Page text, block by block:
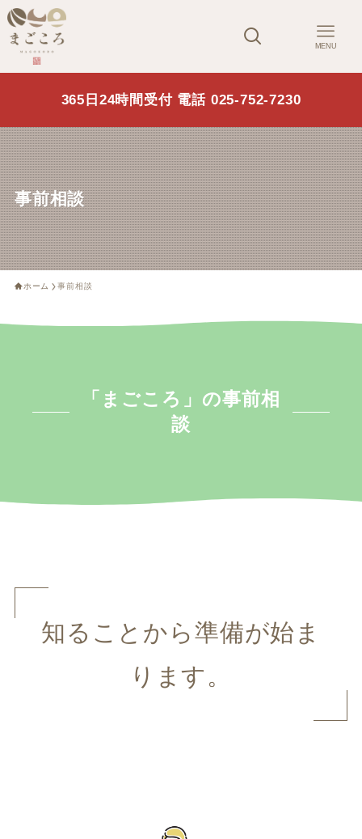
MENU
365日24時間受付 電話 025-752-7230
事前相談
ホーム 事前相談
「 まごころ」の事前相
談
知ることから準備が始ま
ります。